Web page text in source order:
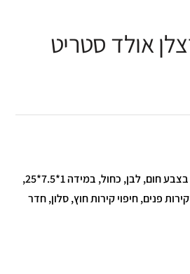
אולד סטריט
בריק פורצלן אולד סטריט, בצבע חום, לבן, כחול, במידה 1*7.5*25,
פנים, חיפוי קירות חוץ, סלון, חדר